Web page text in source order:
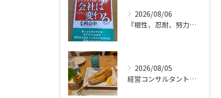
2026/08/06
『根性、忍耐、努力という言葉は死語なのか』
2026/08/05
経営コンサルタントのモーちゃん・毛利京申です。